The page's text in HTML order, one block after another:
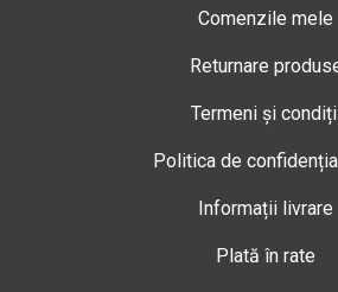
Comenzile mele
Returnare
Termeni și
Politica de
Informații livrare
Plată în rate